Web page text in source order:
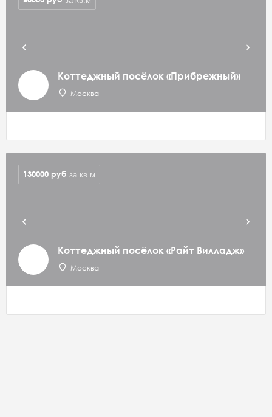
Коттеджный посёлок «Прибрежный»
Москва
Коттеджный посёлок «Райт Вилладж»
Москва
130000 руб за кв.м